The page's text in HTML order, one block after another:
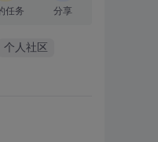
任务 分享
个人社区